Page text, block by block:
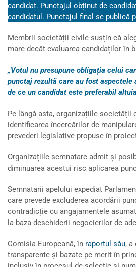
candidat. Punctajul obținut de
candidatul. Punctajul final se publică
Membrii societății civile susțin că
mare decât evaluarea candidaților în
„Votul nu presupune obligația celui
punctaj rezultă care au fost
de ce un candidat este preferabil
Pe lângă asta, organizațiile societății
identificarea încercărilor de
prevederi legislative propuse în
Organizațiile semnatare admit și
diminuarea acestui risc aplicarea
Semnatarii apelului expediat
care prevede excluderea acordării
contradicție cu angajamentele
la baza deschiderii negocierilor de
Comisia Europeană, în raportul său, a
transparente și bazate pe merit în